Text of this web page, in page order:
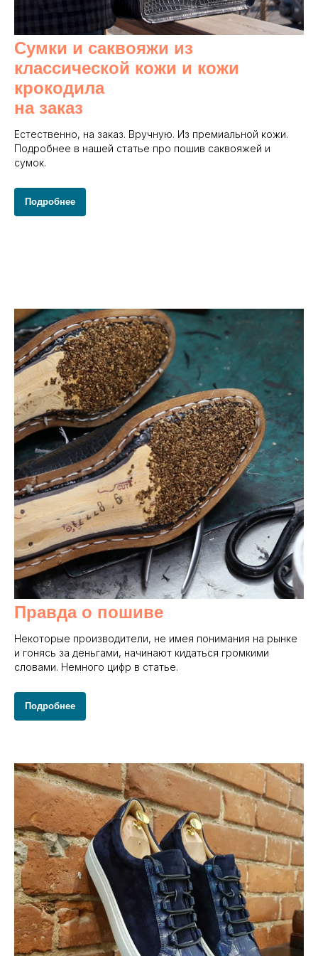
Сумки и саквояжи из
классической кожи и кожи
крокодила
на заказ
Естественно, на заказ. Вручную. Из премиальной кожи.
Подробнее в нашей статье про пошив саквояжей и
сумок.
Подробнее
Правда о пошиве
Некоторые производители, не имея понимания на рынке
и гонясь за деньгами, начинают кидаться громкими
словами. Немного цифр в статье.
Подробнее